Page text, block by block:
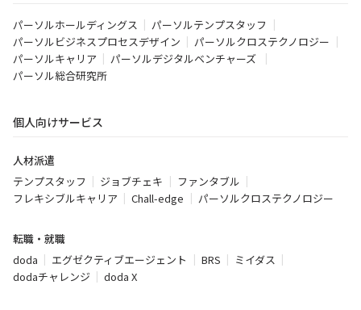
パーソルホールディングス
パーソルテンプスタッフ
パーソルビジネスプロセスデザイン
パーソルクロステクノロジー
パーソルキャリア
パーソルデジタルベンチャーズ
パーソル総合研究所
個人向けサービス
人材派遣
テンプスタッフ
ジョブチェキ
ファンタブル
フレキシブルキャリア
Chall-edge パーソルクロステクノロジー
転職・就職
doda
エグゼクティブエージェント BRS
ミイダス
dodaチャレンジ
doda X